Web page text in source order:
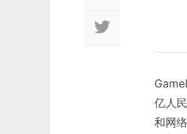
亿人
和网